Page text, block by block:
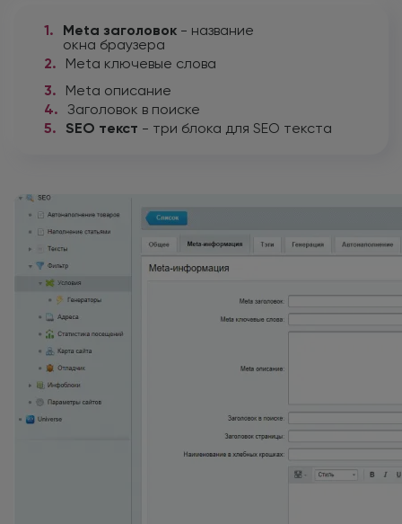
1. Meta заголовок - название
окна браузера
2.
Meta ключевые слова
3.
Meta описание
4.
Заголовок в поиске
5.
SEO текст - три блока для SEO текста